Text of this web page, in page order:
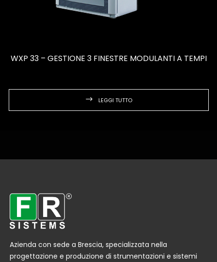
WXP 33 – GESTIONE 3 FINESTRE MODULANTI A TEMPI
LEGGI TUTTO
Azienda con sede a Brescia, specializzata nella
progettazione e produzione di strumentazioni e sistemi